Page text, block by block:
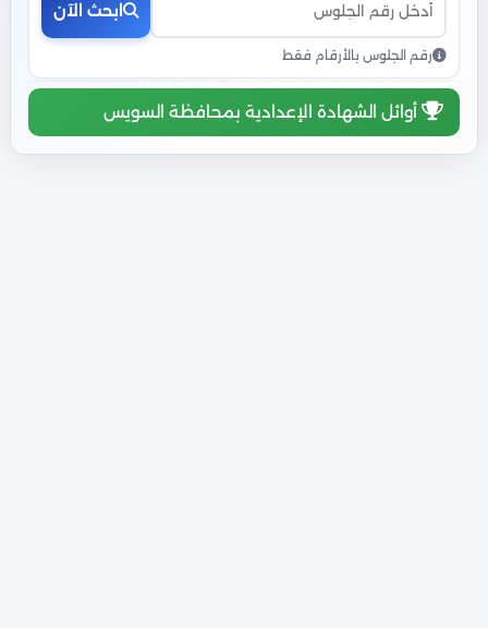
ابحث الآن
رقم الجلوس بالأرقام فقط
أوائل الشهادة الإعدادية بمحافظة السويس